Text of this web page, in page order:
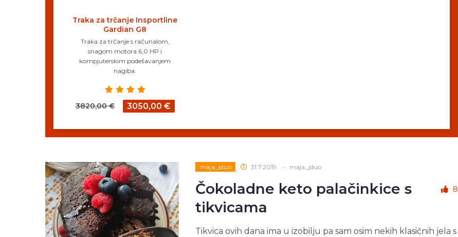
Traka za trčanje Insportline
Gardian G8
Traka za trčanje s računalom,
snagom motora 6,0 HP i
kompjuterskim podešavanjem
nagiba.
3820,00 € 3050,00 €
maja_jduo 31.7.2019. • maja_jduo
Čokoladne keto palačinkice s
tikvicama
8
Tikvica ovih dana ima u izobilju pa sam osim nekih klasičnih jela s